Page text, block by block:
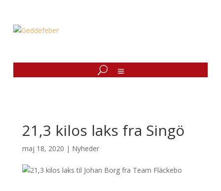
21,3 kilos laks fra Singö
maj 18, 2020 | Nyheder